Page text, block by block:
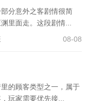
分意外之客剧情很简
里面走。这段剧情...
08-08
的顾客类型之一，属于
玩家需要优先接...